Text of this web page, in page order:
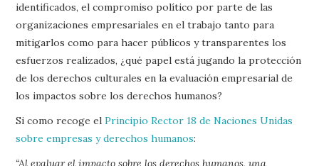
identificados, el compromiso político por parte de las
organizaciones empresariales en el trabajo tanto para
mitigarlos como para hacer públicos y transparentes los
esfuerzos realizados, ¿qué papel está jugando la protección
de los derechos culturales en la evaluación empresarial de
los impactos sobre los derechos humanos?
Si como recoge elPrincipio Rector 18 de Naciones Unidas
sobre empresas y derechos humanos:
“Al evaluar el impacto sobre los derechos humanos, una